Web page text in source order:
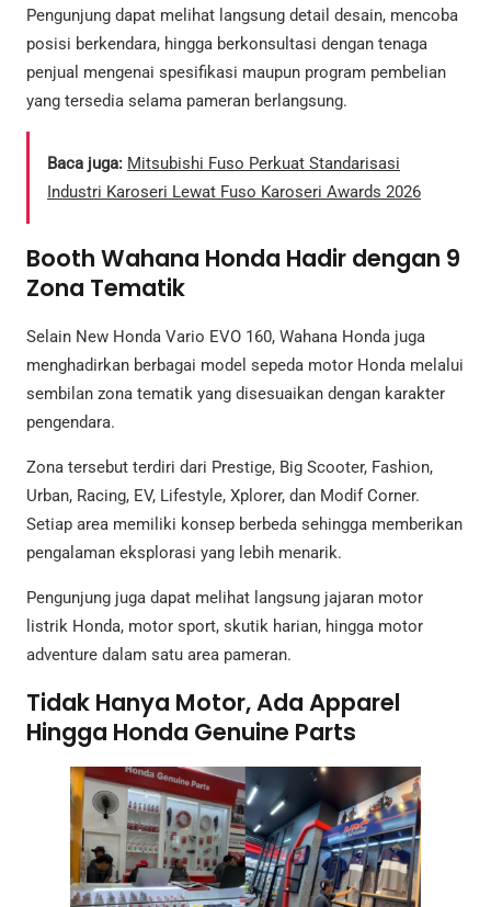
Pengunjung dapat melihat langsung detail desain, mencoba
posisi berkendara, hingga berkonsultasi dengan tenaga
penjual mengenai spesifikasi maupun program pembelian
yang tersedia selama pameran berlangsung.
Baca juga: Mitsubishi Fuso Perkuat Standarisasi
Industri Karoseri Lewat Fuso Karoseri Awards 2026
Booth Wahana Honda Hadir dengan 9
Zona Tematik
Selain New Honda Vario EVO 160, Wahana Honda juga
menghadirkan berbagai model sepeda motor Honda melalui
sembilan zona tematik yang disesuaikan dengan karakter
pengendara.
Zona tersebut terdiri dari Prestige, Big Scooter, Fashion,
Urban, Racing, EV, Lifestyle, Xplorer, dan Modif Corner.
Setiap area memiliki konsep berbeda sehingga memberikan
pengalaman eksplorasi yang lebih menarik.
Pengunjung juga dapat melihat langsung jajaran motor
listrik Honda, motor sport, skutik harian, hingga motor
adventure dalam satu area pameran.
Tidak Hanya Motor, Ada Apparel
Hingga Honda Genuine Parts